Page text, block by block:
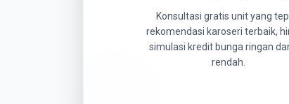
Konsultasi gratis unit yang
rekomendasi karoseri terbaik,
simulasi kredit bunga ringan
rendah.